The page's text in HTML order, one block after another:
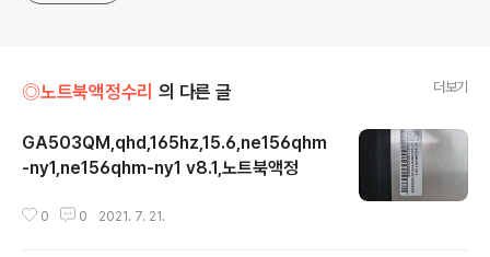
◎노트북액정수리 의 다른 글 더보기
GA503QM,qhd,165hz,15.6,ne156qhm
-ny1,ne156qhm-ny1 v8.1,노트북액정
0 0 2021. 7. 21.